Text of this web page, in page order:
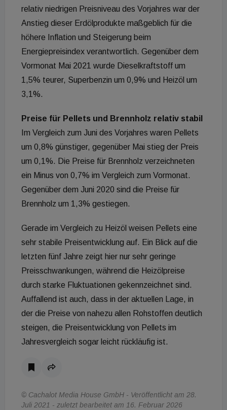
relativ niedrigen Preisniveau des Vorjahres war der
Anstieg dieser Erdölprodukte maßgeblich für die
höhere Inflation und Steigerung beim
Energiepreisindex verantwortlich. Gegenüber dem
Vormonat Mai 2021 wurde Dieselkraftstoff um
1,5% teurer, Superbenzin um 0,9% und Heizöl um
3,1%.
Preise für Pellets und Brennholz relativ stabil
Im Vergleich zum Juni des Vorjahres waren Pellets
um 0,8% günstiger, gegenüber Mai stieg der Preis
um 0,1%. Die Preise für Brennholz verzeichneten
ein Minus von 0,7% im Vergleich zum Vormonat.
Gegenüber dem Juni 2020 sind die Preise für
Brennholz um 1,3% gestiegen.
Gerade im Vergleich zu Heizöl weisen Pellets eine
sehr stabile Preisentwicklung auf. Ein Blick auf die
letzten fünf Jahre zeigt hier nur sehr geringe
Preisschwankungen, während die Heizölpreise
durch starke Fluktuationen gekennzeichnet sind.
Auffallend ist auch, dass in der aktuellen Lage, in
der die Preise von nahezu allen Rohstoffen deutlich
steigen, die Preisentwicklung von Pellets im
Jahresvergleich sogar leicht rückläufig ist.
© Cachalot Media House GmbH - Veröffentlicht am 28.
Juli 2021 - zuletzt bearbeitet am 16. Februar 2026